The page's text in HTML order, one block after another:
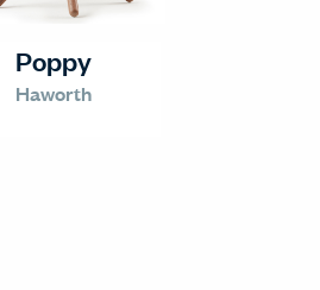
Poppy
Haworth